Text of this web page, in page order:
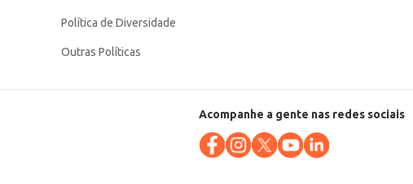
Política de Diversidade
Outras Políticas
Acompanhe a gente nas redes sociais